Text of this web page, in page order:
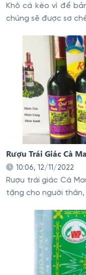
Khô cá kèo vì để
chúng sẽ được sơ
Rượu Trái Giác Cà
10:06, 12/11/2022
Rượu trái giác Cà
tặng cho người thân,